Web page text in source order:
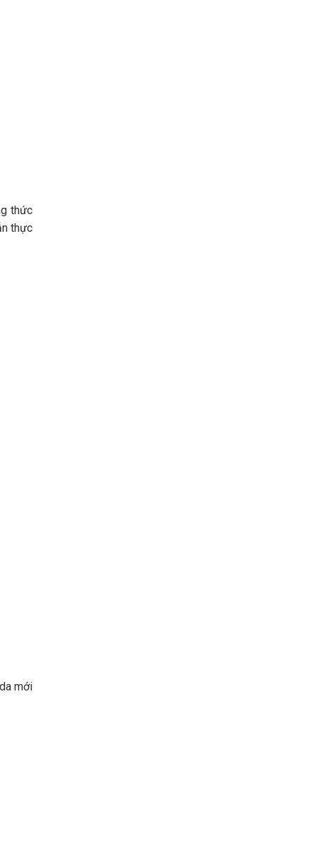
thức
thực
mới